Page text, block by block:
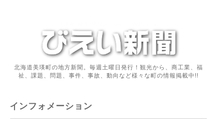
北海道美瑛町の地方新聞。毎週土曜日発行！観光から、商工業、福
祉、課題、問題、事件、事故、動向など様々な町の情報掲載中!!
インフォメーション